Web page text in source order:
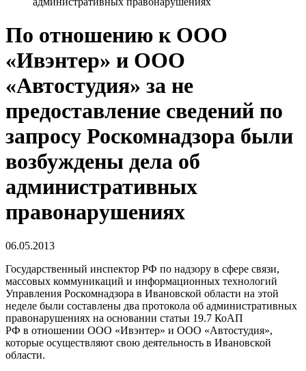
По отношению к ООО
«Ивэнтер» и ООО
«Автостудия» за не
предоставление сведений по
запросу Роскомнадзора были
возбуждены дела об
административных
правонарушениях
06.05.2013
Государственный инспектор РФ по надзору в сфере связи,
массовых коммуникаций и информационных технологий
Управления Роскомнадзора в Ивановской области на этой
неделе были составлены два протокола об административных
правонарушениях на основании статьи 19.7 КоАП
РФ в отношении ООО «Ивэнтер» и ООО «Автостудия»,
которые осуществляют свою деятельность в Ивановской
области.